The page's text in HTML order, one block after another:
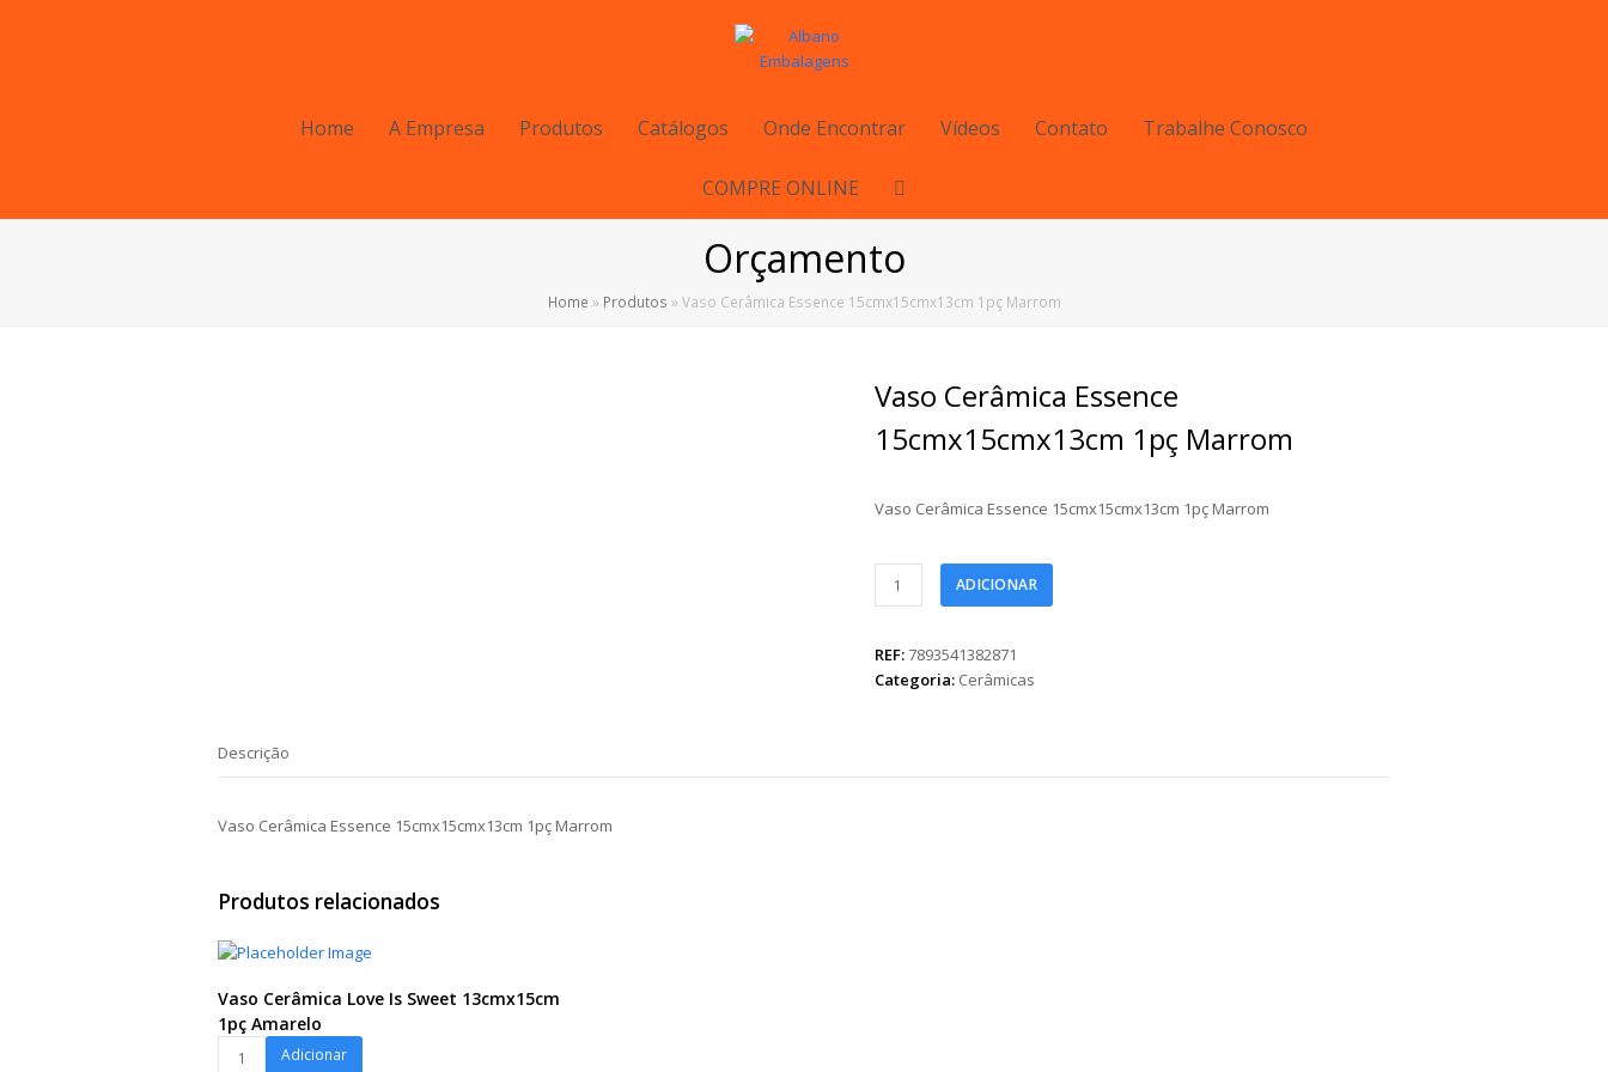
Home A Empresa Produtos Catálogos Onde Encontrar Vídeos Contato Trabalhe Conosco
COMPRE ONLINE
Orçamento
Home » Produtos » Vaso Cerâmica Essence 15cmx15cmx13cm 1pç Marrom
Vaso Cerâmica Essence
15cmx15cmx13cm 1pç Marrom
Vaso Cerâmica Essence 15cmx15cmx13cm 1pç Marrom
Cerâmica
15cmx15cmx13cm
1pç
ADICIONAR
REF:7893541382871
Categoria: Cerâmicas
Descrição
Vaso Cerâmica Essence 15cmx15cmx13cm 1pç Marrom
Produtos relacionados
Vaso Cerâmica Love Is Sweet 13cmx15cm
1pç Amarelo
Adicionar